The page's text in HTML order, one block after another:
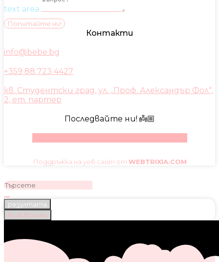
text area
Попитайте ни!
Контакти
info@bebe.bg
+359 88 723 4427
кв. Студентски град, ул. „Проф. Александър Фол“,
2, ет. партер
Последвайте ни! 👼🏼
Поддръжка на уеб сайт от WEBTRIXIA.COM
резултата
Виж всички